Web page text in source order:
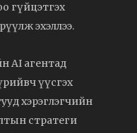
гүйцэтгэх
эхэллээ.
AI агентад
үүсгэх
хэрэглэгчийн
стратеги